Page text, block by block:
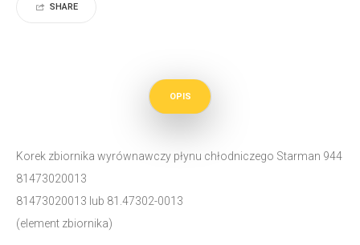
SHARE
OPIS
Korek zbiornika wyrównawczy płynu chłodniczego Starman 944
81473020013
81473020013 lub 81.47302-0013
(element zbiornika)